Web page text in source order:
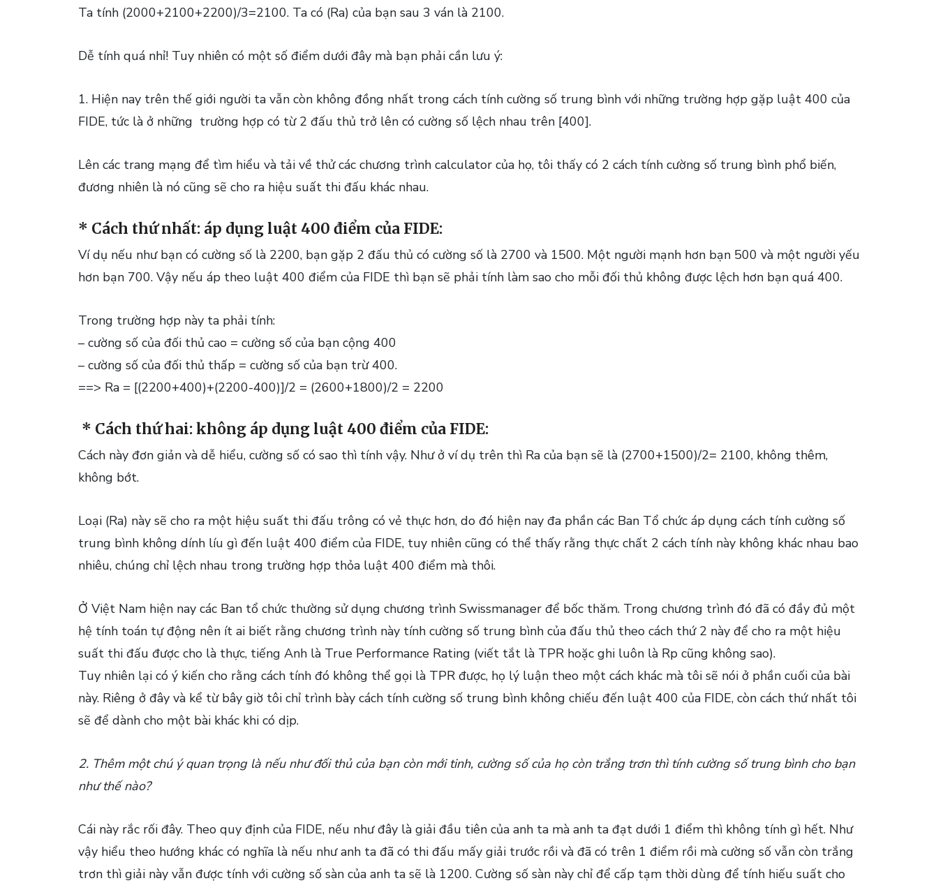
Ta tính (2000+2100+2200)/3=2100. Ta có (Ra) của bạn sau 3 ván là 2100.
Dễ tính quá nhỉ! Tuy nhiên có một số điểm dưới đây mà bạn phải cần lưu ý:
1. Hiện nay trên thế giới người ta vẫn còn không đồng nhất trong cách tính cường số trung bình với những trường hợp gặp luật 400 của
FIDE, tức là ở những trường hợp có từ 2 đấu thủ trở lên có cường số lệch nhau trên [400].
Lên các trang mạng để tìm hiểu và tải về thử các chương trình calculator của họ, tôi thấy có 2 cách tính cường số trung bình phổ biến,
đương nhiên là nó cũng sẽ cho ra hiệu suất thi đấu khác nhau.
* Cách thứ nhất: áp dụng luật 400 điểm của FIDE:
Ví dụ nếu như bạn có cường số là 2200, bạn gặp 2 đấu thủ có cường số là 2700 và 1500. Một người mạnh hơn bạn 500 và một người yếu
hơn bạn 700. Vậy nếu áp theo luật 400 điểm của FIDE thì bạn sẽ phải tính làm sao cho mỗi đối thủ không được lệch hơn bạn quá 400.
Trong trường hợp này ta phải tính:
– cường số của đối thủ cao = cường số của bạn cộng 400
– cường số của đối thủ thấp = cường số của bạn trừ 400.
==> Ra = [(2200+400)+(2200-400)]/2 = (2600+1800)/2 = 2200
* Cách thứ hai: không áp dụng luật 400 điểm của FIDE:
Cách này đơn giản và dễ hiểu, cường số có sao thì tính vậy. Như ở ví dụ trên thì Ra của bạn sẽ là (2700+1500)/2= 2100, không thêm,
không bớt.
Loại (Ra) này sẽ cho ra một hiệu suất thi đấu trông có vẻ thực hơn, do đó hiện nay đa phần các Ban Tổ chức áp dụng cách tính cường số
trung bình không dính líu gì đến luật 400 điểm của FIDE, tuy nhiên cũng có thể thấy rằng thực chất 2 cách tính này không khác nhau bao
nhiêu, chúng chỉ lệch nhau trong trường hợp thỏa luật 400 điểm mà thôi.
Ở Việt Nam hiện nay các Ban tổ chức thường sử dụng chương trình Swissmanager để bốc thăm. Trong chương trình đó đã có đầy đủ một
hệ tính toán tự động nên ít ai biết rằng chương trình này tính cường số trung bình của đấu thủ theo cách thứ 2 này để cho ra một hiệu
suất thi đấu được cho là thực, tiếng Anh là True Performance Rating (viết tắt là TPR hoặc ghi luôn là Rp cũng không sao).
Tuy nhiên lại có ý kiến cho rằng cách tính đó không thể gọi là TPR được, họ lý luận theo một cách khác mà tôi sẽ nói ở phần cuối của bài
này. Riêng ở đây và kể từ bây giờ tôi chỉ trình bày cách tính cường số trung bình không chiếu đến luật 400 của FIDE, còn cách thứ nhất tôi
sẽ để dành cho một bài khác khi có dịp.
2. Thêm một chú ý quan trọng là nếu như đối thủ của bạn còn mới tinh, cường số của họ còn trắng trơn thì tính cường số trung bình cho bạn
như thế nào?
Cái này rắc rối đây. Theo quy định của FIDE, nếu như đây là giải đầu tiên của anh ta mà anh ta đạt dưới 1 điểm thì không tính gì hết. Như
vậy hiểu theo hướng khác có nghĩa là nếu như anh ta đã có thi đấu mấy giải trước rồi và đã có trên 1 điểm rồi mà cường số vẫn còn trắng
trơn thì giải này vẫn được tính với cường số sàn của anh ta sẽ là 1200. Cường số sàn này chỉ để cấp tạm thời dùng để tính hiếu suất cho